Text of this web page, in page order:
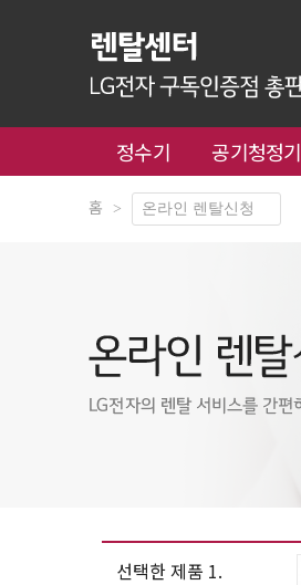
정수기 공기청정기
홈 >
선택한 제품 1.